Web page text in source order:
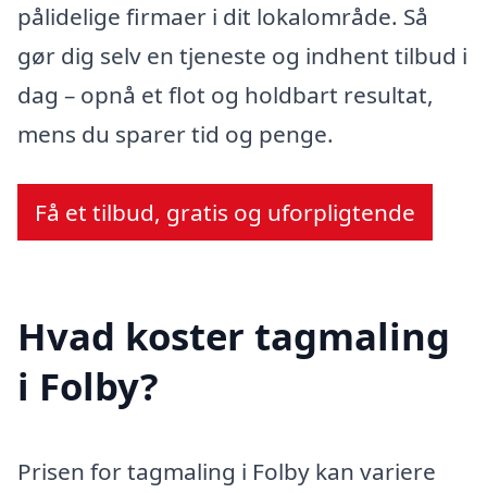
pålidelige firmaer i dit lokalområde. Så
gør dig selv en tjeneste og indhent tilbud i
dag – opnå et flot og holdbart resultat,
mens du sparer tid og penge.
Få et tilbud, gratis og uforpligtende
Hvad koster tagmaling
i Folby?
Prisen for tagmaling i Folby kan variere